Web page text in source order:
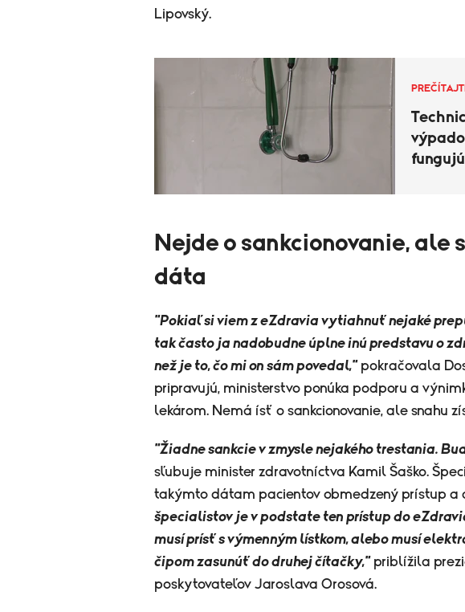
Lipovský.
Nejde o sankcionovanie, ale
dáta
"Pokiaľ si viem z eZdravia vytiahnuť nejaké
tak často ja nadobudne úplne inú predstavu o
než je to, čo mi on sám povedal,"pokračovala
pripravujú, ministerstvo ponúka podporu a
lekárom. Nemá ísť o sankcionovanie, ale snahu
"Žiadne sankcie v zmysle nejakého trestania.
sľubuje minister zdravotníctva Kamil Šaško.
takýmto dátam pacientov obmedzený prístup a
špecialistov je v podstate ten prístup do
musí prísť s výmenným lístkom, alebo musí
čipom zasunúť do druhej čítačky,"priblížila
poskytovateľov Jaroslava Orosová.